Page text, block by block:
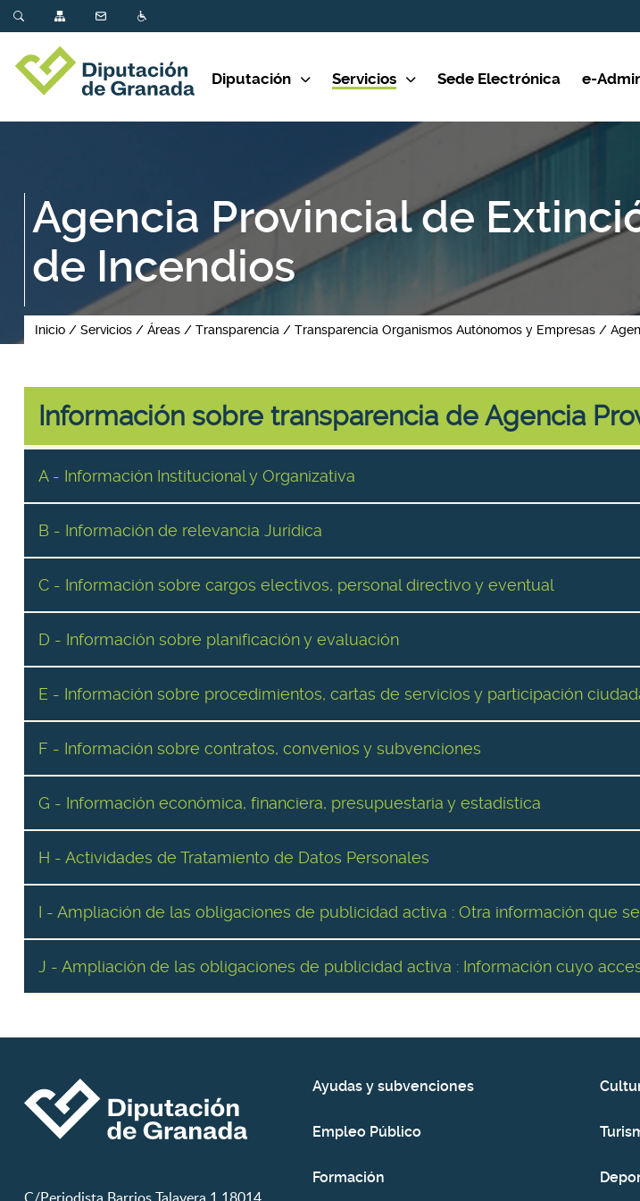
Diputación Servicios Sede Electrónica e-
Agencia Provincial de
de Incendios
Inicio Servicios Áreas Transparencia Transparencia Organismos Autónomos y Empresas
Información sobre transparencia de Agencia
A - Información Institucional y Organizativa
B - Información de relevancia Jurídica
C - Información sobre cargos electivos, personal directivo y eventual
D - Información sobre planificación y evaluación
E - Información sobre procedimientos, cartas de servicios y participación
F - Información sobre contratos, convenios y subvenciones
G - Información económica, financiera, presupuestaria y estadística
H - Actividades de Tratamiento de Datos Personales
I - Ampliación de las obligaciones de publicidad activa : Otra información que
J - Ampliación de las obligaciones de publicidad activa : Información cuyo
Ayudas y subvenciones
Empleo Público
Formación